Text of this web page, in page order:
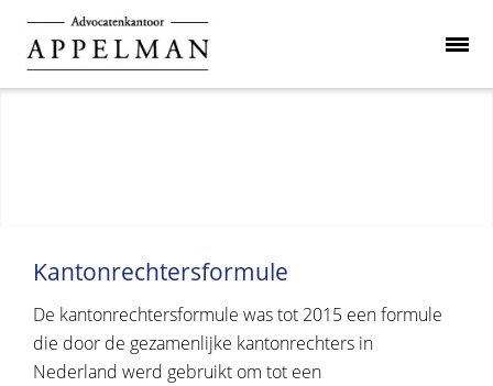
Kantonrechtersformule
De kantonrechtersformule was tot 2015 een formule
die door de gezamenlijke kantonrechters in
Nederland werd gebruikt om tot een